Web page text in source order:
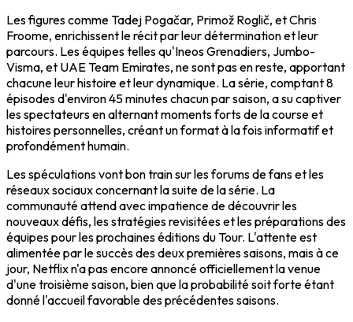
Les figures comme Tadej Pogačar, Primož Roglič, et Chris
Froome, enrichissent le récit par leur détermination et leur
parcours. Les équipes telles qu'Ineos Grenadiers, Jumbo-
Visma, et UAE Team Emirates, ne sont pas en reste, apportant
chacune leur histoire et leur dynamique. La série, comptant 8
épisodes d'environ 45 minutes chacun par saison, a su captiver
les spectateurs en alternant moments forts de la course et
histoires personnelles, créant un format à la fois informatif et
profondément humain.
Les spéculations vont bon train sur les forums de fans et les
réseaux sociaux concernant la suite de la série. La
communauté attend avec impatience de découvrir les
nouveaux défis, les stratégies revisitées et les préparations des
équipes pour les prochaines éditions du Tour. L'attente est
alimentée par le succès des deux premières saisons, mais à ce
jour, Netflix n'a pas encore annoncé officiellement la venue
d'une troisième saison, bien que la probabilité soit forte étant
donné l'accueil favorable des précédentes saisons.